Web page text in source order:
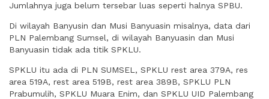
Jumlahnya juga belum tersebar luas seperti halnya SPBU.
Di wilayah Banyusin dan Musi Banyuasin misalnya, data dari
PLN Palembang Sumsel, di wilayah Banyuasin dan Musi
Banyuasin tidak ada titik SPKLU.
SPKLU itu ada di PLN SUMSEL, SPKLU rest area 379A, res
area 519A, rest area 519B, rest area 389B, SPKLU PLN
Prabumulih, SPKLU Muara Enim, dan SPKLU UID Palembang